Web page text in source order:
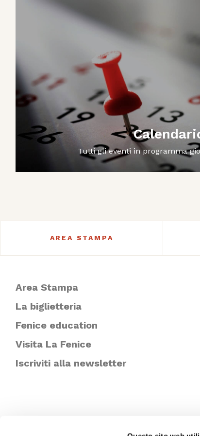
Tutti gli eventi in programma
AREA STAMPA
Area Stampa
La biglietteria
Fenice education
Visita La Fenice
Iscriviti alla newsletter